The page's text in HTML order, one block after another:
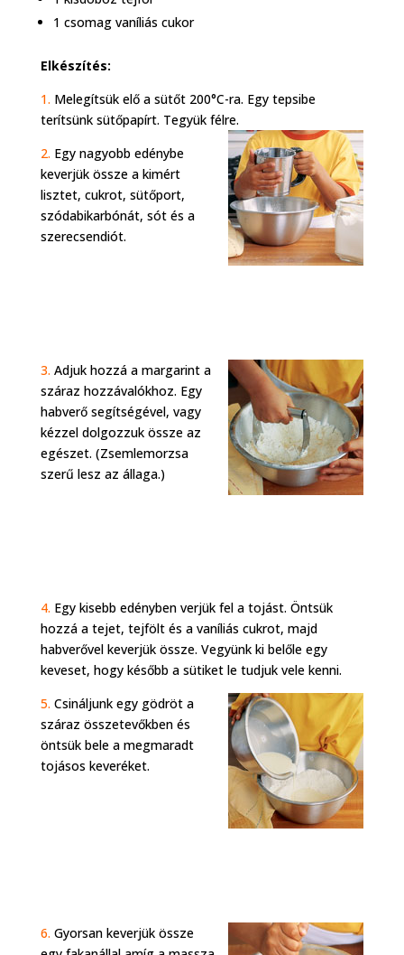
1 csomag vaníliás cukor
Elkészítés:
1. Melegítsük elő a sütőt 200°C-ra. Egy tepsibe
terítsünk sütőpapírt. Tegyük félre.
2. Egy nagyobb edénybe
keverjük össze a kimért
lisztet, cukrot, sütőport,
szódabikarbónát, sót és a
szerecsendiót.
3. Adjuk hozzá a margarint a
száraz hozzávalókhoz. Egy
habverő segítségével, vagy
kézzel dolgozzuk össze az
egészet. (Zsemlemorzsa
szerű lesz az állaga.)
4. Egy kisebb edényben verjük fel a tojást. Öntsük
hozzá a tejet, tejfölt és a vaníliás cukrot, majd
habverővel keverjük össze. Vegyünk ki belőle egy
keveset, hogy később a sütiket le tudjuk vele kenni.
5. Csináljunk egy gödröt a
száraz összetevőkben és
öntsük bele a megmaradt
tojásos keveréket.
6. Gyorsan keverjük össze